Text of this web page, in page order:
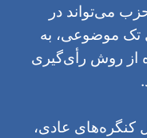
می‌تواند در
تک موضوعی، به
از روش رأی‌گیری
کنگره‌های عادی،